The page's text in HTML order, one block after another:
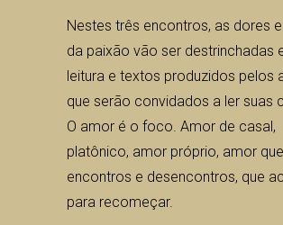
Nestes três encontros, as dores
da paixão vão ser destrinchadas
leitura e textos produzidos pelos
que serão convidados a ler suas
O amor é o foco. Amor de casal,
platônico, amor próprio, amor
encontros e desencontros, que
para recomeçar.